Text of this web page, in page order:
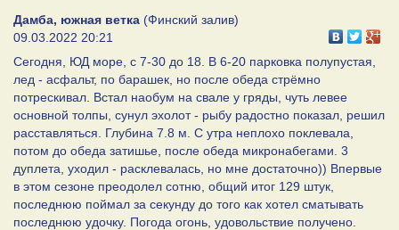
Дамба, южная ветка (Финский залив)
09.03.2022 20:21
Сегодня, ЮД море, с 7-30 до 18. В 6-20 парковка полупустая,
лед - асфальт, по барашек, но после обеда стрёмно
потрескивал. Встал наобум на свале у гряды, чуть левее
основной толпы, сунул эхолот - рыбу радостно показал, решил
расставляться. Глубина 7.8 м. С утра неплохо поклевала,
потом до обеда затишье, после обеда микронабегами. 3
дуплета, уходил - расклевалась, но мне достаточно)) Впервые
в этом сезоне преодолел сотню, общий итог 129 штук,
последнюю поймал за секунду до того как хотел сматывать
последнюю удочку. Погода огонь, удовольствие получено.